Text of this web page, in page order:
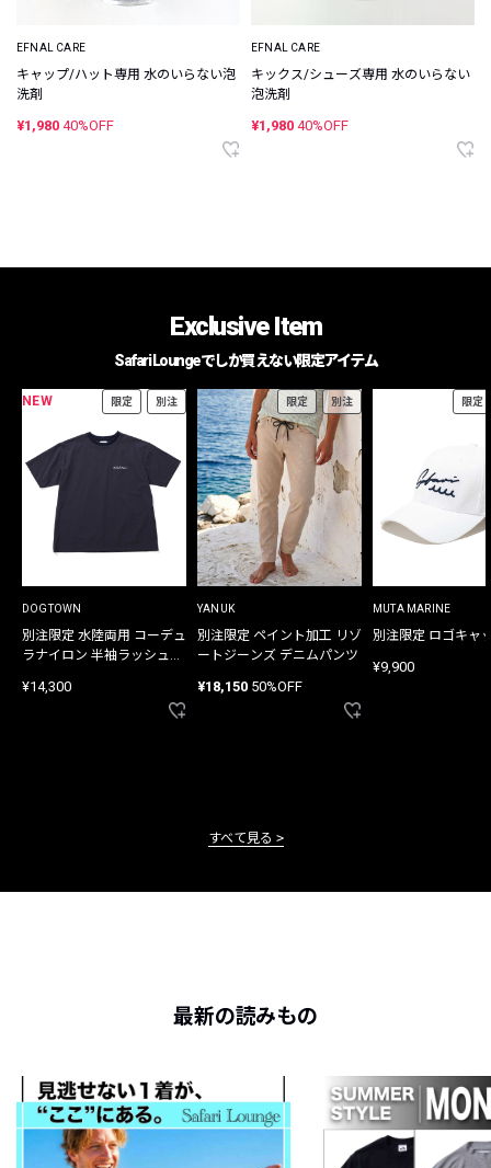
EFNAL CARE
キャップ/ハット専用 水のいらない泡
洗剤
¥1,980 40%OFF
EFNAL CARE
キックス/シューズ専用 水のいらない
泡洗剤
¥1,980 40%OFF
Exclusive Item
Safari Loungeでしか買えない限定アイテム
NEW 限定 別注
DOGTOWN
別注限定 水陸両用 コーデュ
ラナイロン 半袖ラッシュガ
¥14,300
限定 別注
YANUK
別注限定 ペイント加工 リゾ
ートジーンズ デニムパンツ
¥18,150 50%OFF
限定
MUTA MARINE
別注限定 ロゴキャ
¥9,900
すべて見る
最新の読みもの